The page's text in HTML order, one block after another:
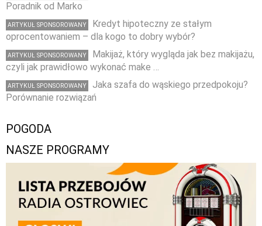
Poradnik od Marko
ARTYKUŁ SPONSOROWANY
Kredyt hipoteczny ze stałym
oprocentowaniem – dla kogo to dobry wybór?
ARTYKUŁ SPONSOROWANY
Makijaż, który wygląda jak bez makijażu,
czyli jak prawidłowo wykonać make …
ARTYKUŁ SPONSOROWANY
Jaka szafa do wąskiego przedpokoju?
Porównanie rozwiązań
POGODA
NASZE PROGRAMY